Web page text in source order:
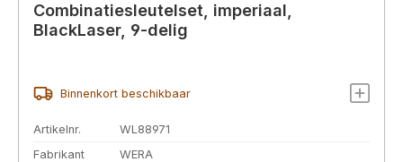
Combinatiesleutelset, imperiaal,
BlackLaser, 9-delig
Binnenkort beschikbaar
Artikelnr.
WL88971
Fabrikant
WERA